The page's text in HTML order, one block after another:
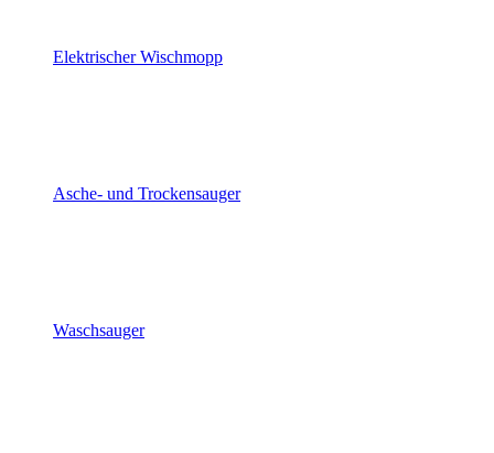
Elektrischer Wischmopp
Asche- und Trockensauger
Waschsauger